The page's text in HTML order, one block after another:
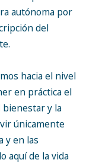
autónoma por
del
hacia el nivel
en práctica el
bienestar y la
únicamente
y en las
aquí de la vida